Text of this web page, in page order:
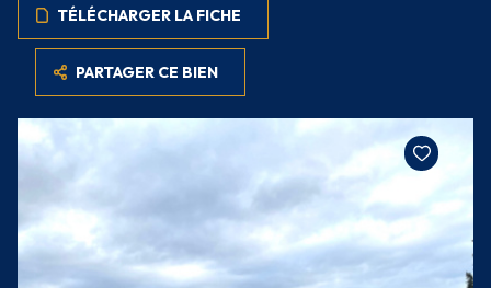
TÉLÉCHARGER LA FICHE
PARTAGER CE BIEN